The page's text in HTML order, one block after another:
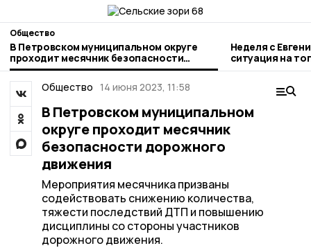
Общество
В Петровском муниципальном округе
проходит месячник безопасности
дорожного движения
Неделя с
ситуация на
городе и
Общество 14 июня 2023, 11:58
В Петровском муниципальном
округе проходит месячник
безопасности дорожного
движения
Мероприятия месячника призваны
содействовать снижению количества,
тяжести последствий ДТП и повышению
дисциплины со стороны участников
дорожного движения.